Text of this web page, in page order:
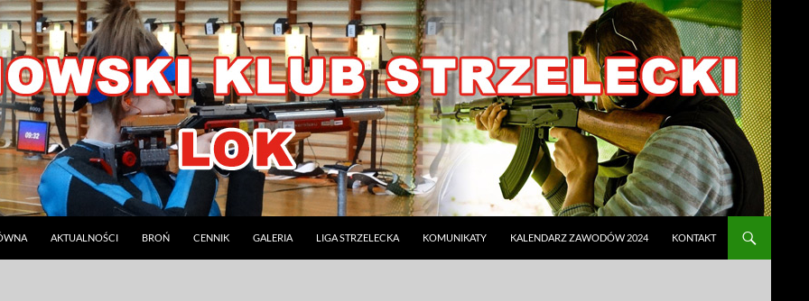
AKTUALNOŚCI BROŃ CENNIK GALERIA LIGA STRZELECKA KOMUNIKATY KALENDARZ ZAWODÓW 2024 KONTAKT